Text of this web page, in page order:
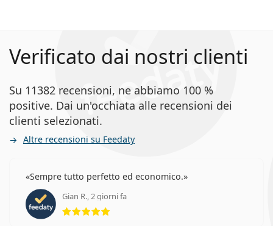
Verificato dai nostri clienti
Su 11382 recensioni, ne abbiamo 100 %
positive. Dai un'occhiata alle recensioni dei
clienti selezionati.
Altre recensioni su Feedaty
Sempre tutto perfetto ed economico.
Gian R., 2 giorni fa